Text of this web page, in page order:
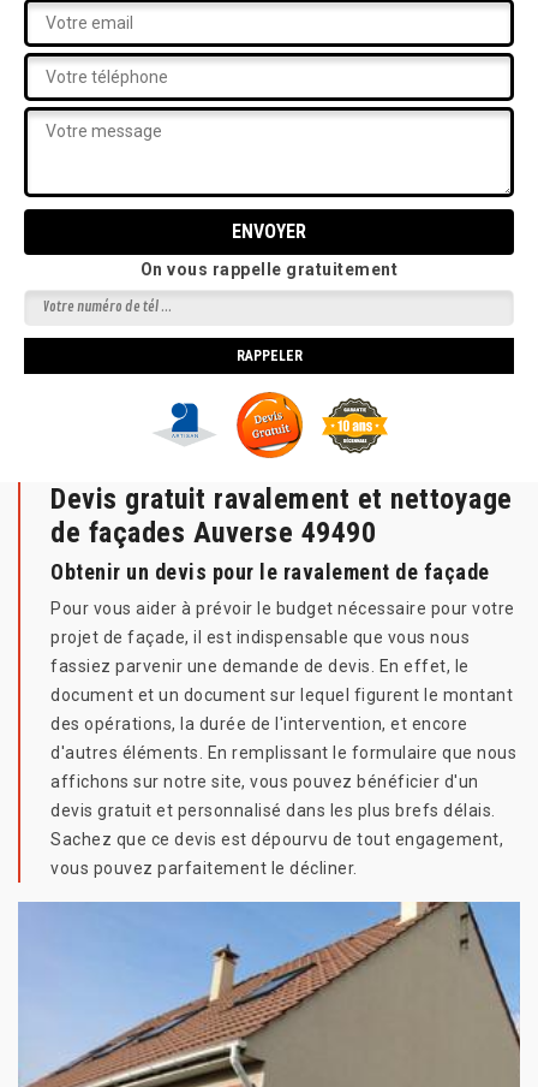
On vous rappelle gratuitement
Devis gratuit ravalement et nettoyage
de façades Auverse 49490
Obtenir un devis pour le ravalement de façade
Pour vous aider à prévoir le budget nécessaire pour votre
projet de façade, il est indispensable que vous nous
fassiez parvenir une demande de devis. En effet, le
document et un document sur lequel figurent le montant
des opérations, la durée de l'intervention, et encore
d'autres éléments. En remplissant le formulaire que nous
affichons sur notre site, vous pouvez bénéficier d'un
devis gratuit et personnalisé dans les plus brefs délais.
Sachez que ce devis est dépourvu de tout engagement,
vous pouvez parfaitement le décliner.